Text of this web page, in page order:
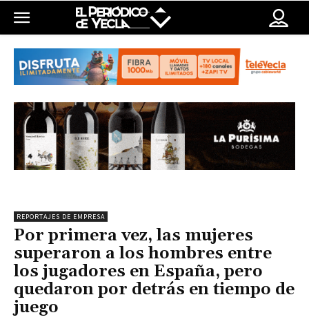
REPORTAJES DE EMPRESA
Por primera vez, las mujeres
superaron a los hombres entre
los jugadores en España, pero
quedaron por detrás en tiempo de
juego